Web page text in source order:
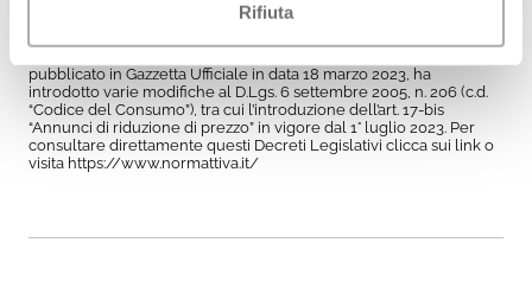
Rifiuta
pubblicato in Gazzetta Ufficiale in data 18 marzo 2023, ha
introdotto varie modifiche al D.Lgs. 6 settembre 2005, n. 206 (c.d.
“Codice del Consumo”), tra cui l’introduzione dell’art. 17-bis
“Annunci di riduzione di prezzo” in vigore dal 1° luglio 2023. Per
consultare direttamente questi Decreti Legislativi clicca sui link o
visita https://www.normattiva.it/